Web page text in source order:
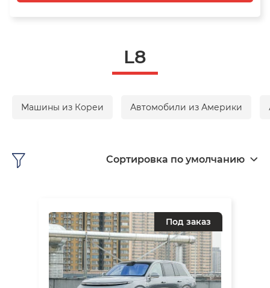
L8
Машины из Кореи Автомобили из Америки
Сортировка по умолчанию
Под заказ